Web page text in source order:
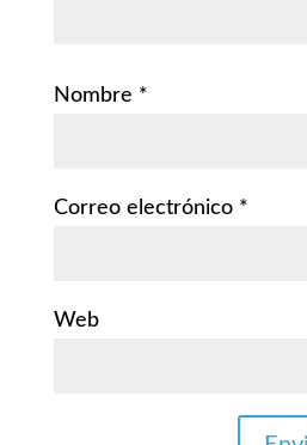
Nombre *
Correo electrónico *
Web